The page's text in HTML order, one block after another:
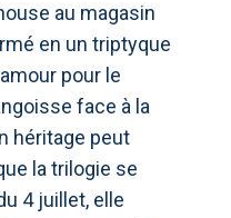
au magasin
en un triptyque
pour le
face à la
héritage peut
la trilogie se
4 juillet, elle